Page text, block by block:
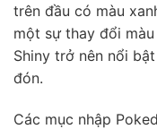
trên đầu có màu
một sự thay đổi
Shiny trở nên nổi
đón.
Các mục nhập